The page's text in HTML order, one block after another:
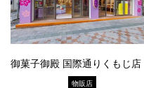
御菓子御殿 国際通りくもじ店
物販店